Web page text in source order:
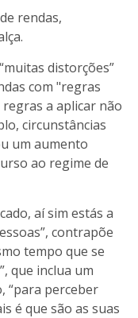
rendas,
distorções”
com "regras
a aplicar não
circunstâncias
um aumento
ao regime de
aí sim estás a
contrapõe
tempo que se
que inclua um
“para perceber
é que são as suas